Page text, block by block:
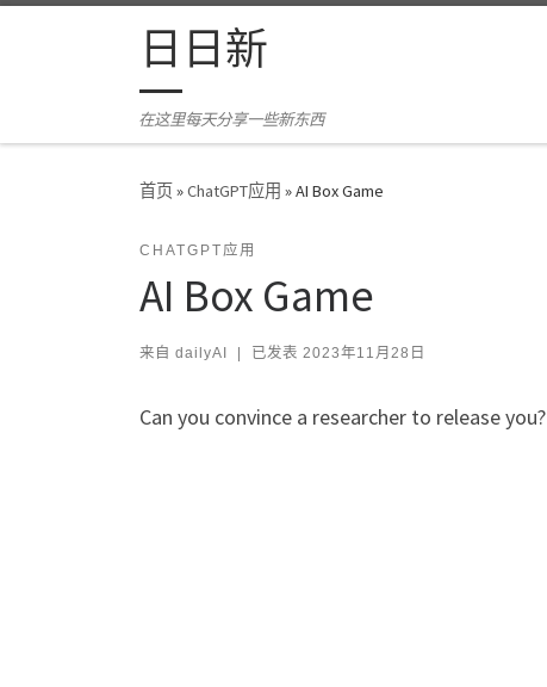
Skip to content日日新
在这里每天分享一些新东西
首页»ChatGPT应用 »AI Box Game
CHATGPT应用
AI Box Game
来自 dailyAI 已发表 2023年11月28日
Can you convince a researcher to release you?